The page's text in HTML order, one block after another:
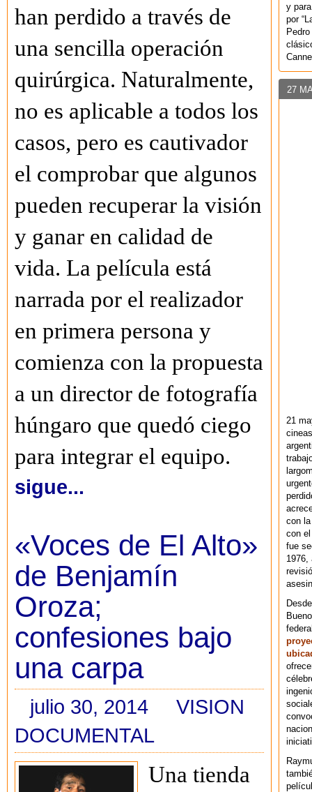
han perdido a través de
una sencilla operación
quirúrgica. Naturalmente,
no es aplicable a todos los
casos, pero es cautivador
el comprobar que algunos
pueden recuperar la visión
y ganar en calidad de
vida. La película está
narrada por el realizador
en primera persona y
comienza con la propuesta
a un director de fotografía
húngaro que quedó ciego
para integrar el equipo.
sigue...
«Voces de El Alto»
de Benjamín
Oroza;
confesiones bajo
una carpa
julio 30, 2014
VISION
DOCUMENTAL
Una tienda
y
por
27
21
con
con
fue
1976,